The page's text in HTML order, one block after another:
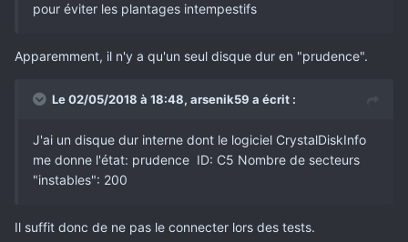
pour éviter les plantages intempestifs
Apparemment, il n'y a qu'un seul disque dur en "prudence".
Le 02/05/2018 à 18:48, arsenik59 a écrit :
J'ai un disque dur interne dont le logiciel CrystalDiskInfo
me donne l'état: prudence ID: C5 Nombre de secteurs
"instables": 200
Il suffit donc de ne pas le connecter lors des tests.